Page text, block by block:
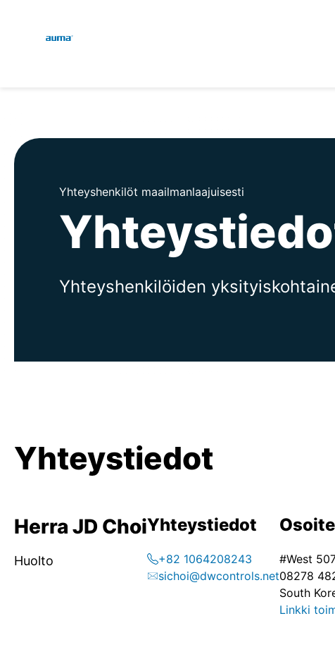
Eurooppa
Aasia ja Tyynen valtameren
Pohjois-Amerikka
Yhteyshenkilöt maailmanlaajuisesti
Yhteyshenkilöiden
Yhteystiedot
Herra JD Choi
Huolto
Yhteystiedot
+82 1064208243
sichoi@dwcontrols.net
Osoite
#West
08278
South
Linkki